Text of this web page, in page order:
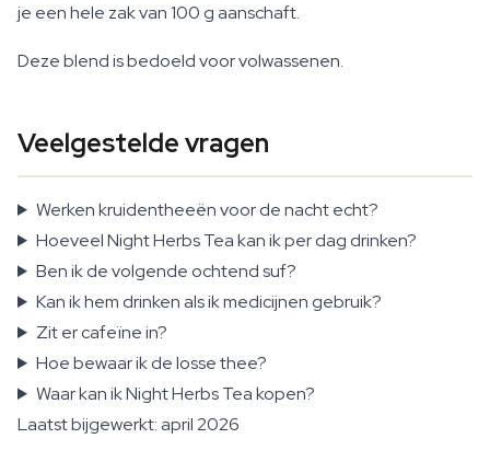
je een hele zak van 100 g aanschaft.
Deze blend is bedoeld voor volwassenen.
Veelgestelde vragen
Werken kruidentheeën voor de nacht echt?
Hoeveel Night Herbs Tea kan ik per dag drinken?
Ben ik de volgende ochtend suf?
Kan ik hem drinken als ik medicijnen gebruik?
Zit er cafeïne in?
Hoe bewaar ik de losse thee?
Waar kan ik Night Herbs Tea kopen?
Laatst bijgewerkt: april 2026